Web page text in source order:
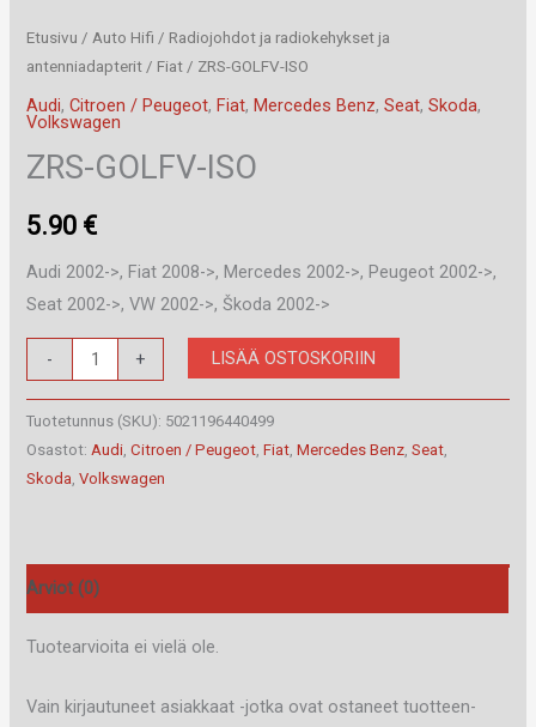
Etusivu / Auto Hifi / Radiojohdot ja radiokehykset ja
antenniadapterit / Fiat / ZRS-GOLFV-ISO
Audi,Citroen / Peugeot,Fiat,Mercedes Benz,Seat,Skoda,
Volkswagen
ZRS-GOLFV-ISO
5.90 €
Audi 2002->, Fiat 2008->, Mercedes 2002->, Peugeot 2002->,
Seat 2002->, VW 2002->, Škoda 2002->
-
GOLFV-
ISO
määrä
+ LISÄÄ OSTOSKORIIN
Tuotetunnus (SKU): 5021196440499
Osastot:Audi,Citroen / Peugeot,Fiat,Mercedes Benz,Seat,
Skoda,Volkswagen
Arviot (0)
Tuotearvioita ei vielä ole.
Vain kirjautuneet asiakkaat -jotka ovat ostaneet tuotteen-